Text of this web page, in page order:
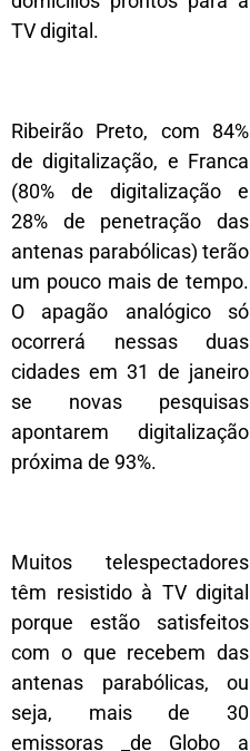
TV digital.
Ribeirão Preto, com 84%
de digitalização, e Franca
(80% de digitalização e
28% de penetração das
antenas parabólicas) terão
um pouco mais de tempo.
O apagão analógico só
ocorrerá nessas duas
cidades em 31 de janeiro
se novas pesquisas
apontarem digitalização
próxima de 93%.
Muitos telespectadores
têm resistido à TV digital
porque estão satisfeitos
com o que recebem das
antenas parabólicas, ou
seja, mais de 30
emissoras _de Globo a